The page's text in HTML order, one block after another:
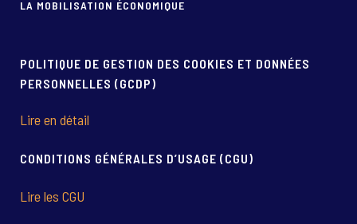
LA MOBILISATION ÉCONOMIQUE
POLITIQUE DE GESTION DES COOKIES ET DONNÉES
PERSONNELLES (GCDP)
Lire en détail
CONDITIONS GÉNÉRALES D’USAGE (CGU)
Lire les CGU